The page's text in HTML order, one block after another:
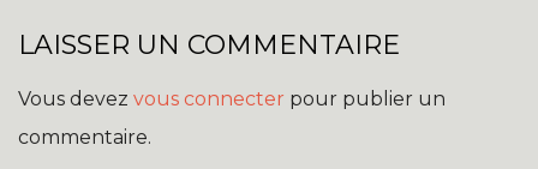
LAISSER UN COMMENTAIRE
Vous devez vous connecter pour publier un
commentaire.